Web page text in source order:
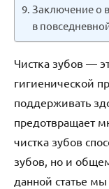
Заключение о
в
Чистка зубов —
гигиенической
поддерживать
предотвращает
чистка зубов
зубов, но и
данной статье